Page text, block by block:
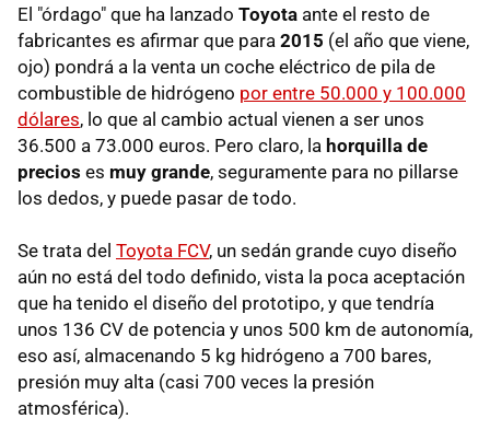
El "órdago" que ha lanzado Toyota ante el resto de
fabricantes es afirmar que para 2015 (el año que viene,
ojo) pondrá a la venta un coche eléctrico de pila de
combustible de hidrógeno por entre 50.000 y 100.000
dólares, lo que al cambio actual vienen a ser unos
36.500 a 73.000 euros. Pero claro, la horquilla de
precios es muy grande, seguramente para no pillarse
los dedos, y puede pasar de todo.
Se trata del Toyota FCV, un sedán grande cuyo diseño
aún no está del todo definido, vista la poca aceptación
que ha tenido el diseño del prototipo, y que tendría
unos 136 CV de potencia y unos 500 km de autonomía,
eso así, almacenando 5 kg hidrógeno a 700 bares,
presión muy alta (casi 700 veces la presión
atmosférica).